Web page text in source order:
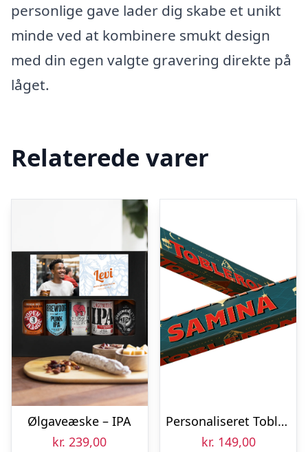
personlige gave lader dig skabe et unikt
minde ved at kombinere smukt design
med din egen valgte gravering direkte på
låget.
Relaterede varer
Ølgaveæske – IPA
kr. 239,00
Personaliseret Toblerone chokoladebar – Eid
kr. 149,00